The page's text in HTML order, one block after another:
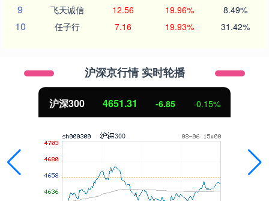
9 飞天诚信 12.56 19.96% 8.49%
10 任子行 7.16 19.93% 31.42%
沪深京行情 实时轮播
沪深300 4651.31 -6.85 -0.15%